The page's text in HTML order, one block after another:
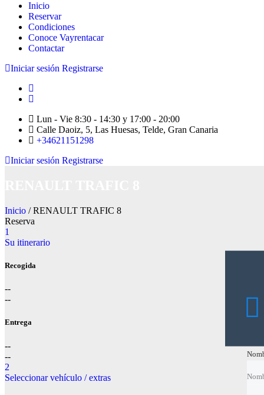
Inicio
Reservar
Condiciones
Conoce Vayrentacar
Contactar
Iniciar sesión Registrarse
Lun - Vie 8:30 - 14:30 y 17:00 - 20:00
Calle Daoiz, 5, Las Huesas, Telde, Gran Canaria
+34621151298
Iniciar sesión Registrarse
Inicio / RENAULT TRAFIC 8
Reserva
1
Su itinerario
Recogida
--
--
Entrega
--
--
2
Seleccionar vehículo / extras